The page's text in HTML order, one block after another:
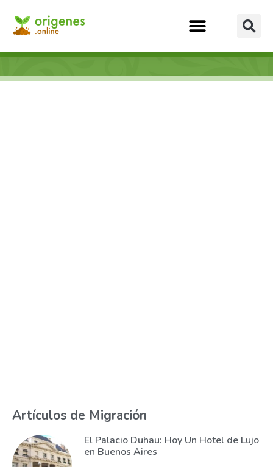
Artículos de Migración
El Palacio Duhau: Hoy Un Hotel de Lujo
en Buenos Aires